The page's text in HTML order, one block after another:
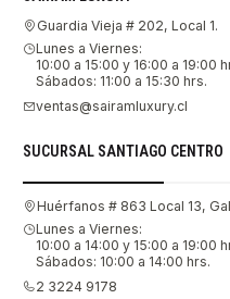
Guardia Vieja # 202, Local 1.
Lunes a Viernes:
10:00 a 15:00 y 16:00 a 19:00
Sábados: 11:00 a 15:30 hrs.
ventas@sairamluxury.cl
SUCURSAL SANTIAGO CENTRO
Huérfanos # 863 Local 13,
Lunes a Viernes:
10:00 a 14:00 y 15:00 a 19:00
Sábados: 10:00 a 14:00 hrs.
2 3224 9178